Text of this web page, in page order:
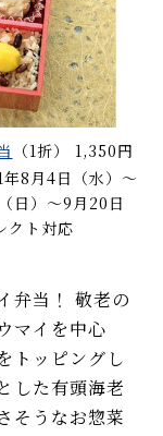
（1折） 1,350円
8月4日（水）～
日）〜9月20日
クト対応
弁当！ 敬老の
マイを中心
トッピングし
した有頭海老
そうなお惣菜